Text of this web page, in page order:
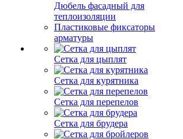
Дюбель фасадный для
теплоизоляции
Пластиковые фиксаторы
арматуры
Сетка для цыплят
Сетка для курятника
Сетка для перепелов
Сетка для брудера